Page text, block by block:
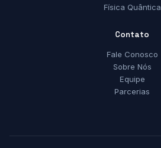
Física Quântica
Contato
Fale Conosco
Sobre Nós
Equipe
Parcerias